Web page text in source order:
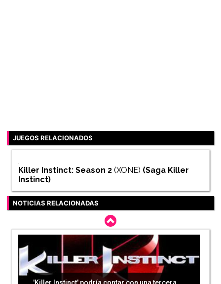
JUEGOS RELACIONADOS
Killer Instinct: Season 2 (XONE) (Saga Killer
Instinct)
NOTICIAS RELACIONADAS